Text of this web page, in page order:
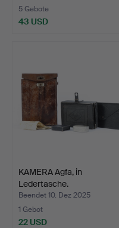
5 Gebote
43 USD
KAMERA Agfa, in
Ledertasche.
Beendet 10. Dez 2025
1 Gebot
22 USD